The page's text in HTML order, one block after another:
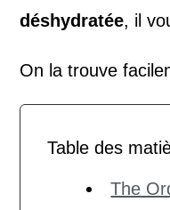
déshydratée, il
On la trouve
Table des
The